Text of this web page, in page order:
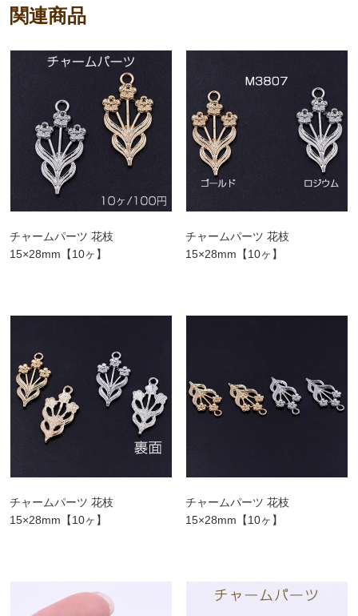
関連商品
チャームパーツ 花枝
15×28mm【10ヶ】
チャームパーツ 花枝
15×28mm【10ヶ】
チャームパーツ 花枝
15×28mm【10ヶ】
チャームパーツ 花枝
15×28mm【10ヶ】